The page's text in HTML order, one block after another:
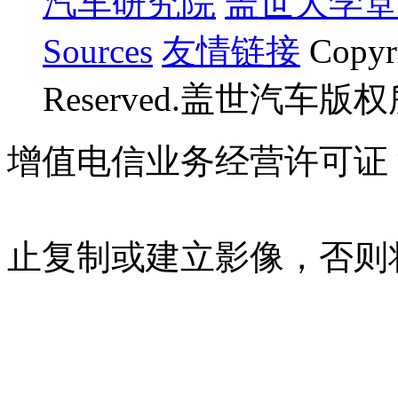
Sources 友情链接
Reserved.盖世汽车版
增值电信业务经营许可证
止复制或建立影像，否